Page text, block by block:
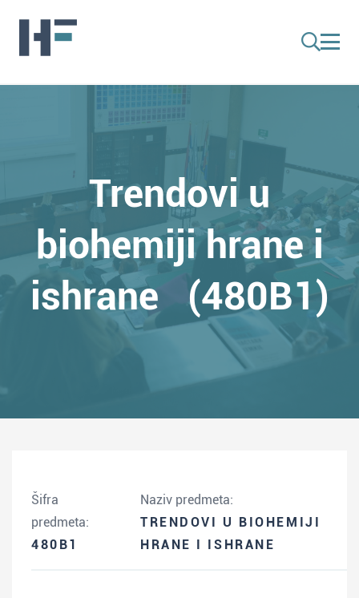
Trendovi u
biohemiji hrane i
ishrane (480B1)
Šifra
predmeta:
480B1
Naziv predmeta:
TRENDOVI U BIOHEMIJI
HRANE I ISHRANE